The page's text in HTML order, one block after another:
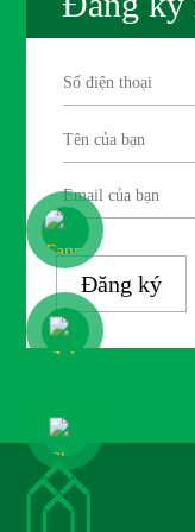
Đăng ký